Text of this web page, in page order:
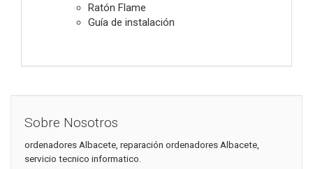
Ratón Flame
Guía de instalación
Sobre Nosotros
ordenadores Albacete, reparación ordenadores Albacete,
servicio tecnico informatico.